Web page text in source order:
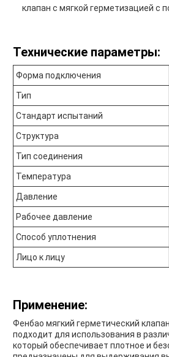
клапан с мягкой герметизацией с
Технические параметры:
Форма подключения
Тип
Стандарт испытаний
Структура
Тип соединения
Температура
Давление
Рабочее давление
Способ уплотнения
Лицо к лицу
Применение:
Фенбао мягкий герметический
подходит для использования в
который обеспечивает плотное и